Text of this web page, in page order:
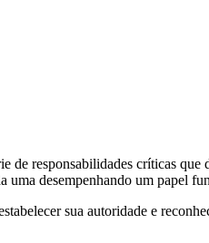
responsabilidades críticas
uma desempenhando um papel
sua autoridade e